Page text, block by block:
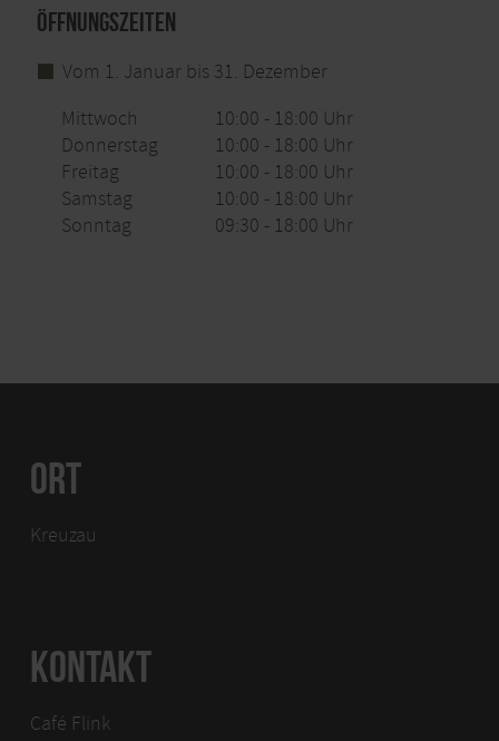
Öffnungszeiten
Vom 1. Januar bis 31. Dezember
Mittwoch
10:00 - 18:00 Uhr
Donnerstag
10:00 - 18:00 Uhr
Freitag
10:00 - 18:00 Uhr
Samstag
10:00 - 18:00 Uhr
Sonntag
09:30 - 18:00 Uhr
ORT
Kreuzau
KONTAKT
Café Flink